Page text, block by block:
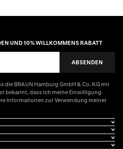
UND 10% WILLKOMMENS RABATT
ABSENDEN
die BRAUN Hamburg GmbH & Co. KG mir
bekannt, dass ich meine Einwilligung
Informationen zur Verwendung meiner